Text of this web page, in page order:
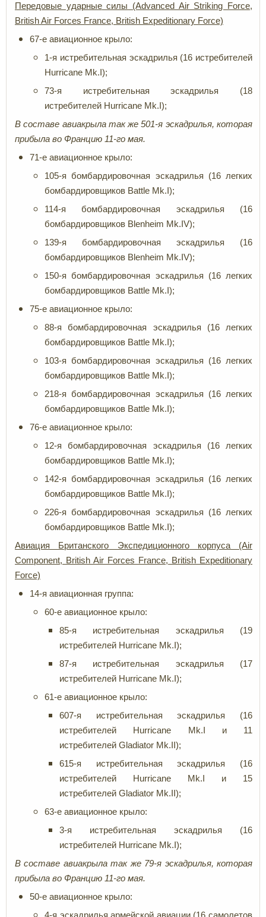
Передовые ударныесилы
(Advanced Air Striking Force,
British Air Forces France, British Expeditionary Force)
67-е авиационное крыло:
1-я истребительная эскадрилья (16 истребителей
Hurricane Mk.I);
73-я истребительная эскадрилья (18
истребителей Hurricane Mk.I);
В составе авиакрыла так же 501-я эскадрилья, которая
прибыла во Францию 11-го мая.
71-е авиационное крыло:
105-я бомбардировочная эскадрилья (16 легких
бомбардировщиков Battle Mk.I);
114-я бомбардировочная эскадрилья (16
бомбардировщиков Blenheim Mk.IV);
139-я бомбардировочная эскадрилья (16
бомбардировщиков Blenheim Mk.IV);
150-я бомбардировочная эскадрилья (16 легких
бомбардировщиков Battle Mk.I);
75-е авиационное крыло:
88-я бомбардировочная эскадрилья (16 легких
бомбардировщиков Battle Mk.I);
103-я бомбардировочная эскадрилья (16 легких
бомбардировщиков Battle Mk.I);
218-я бомбардировочная эскадрилья (16 легких
бомбардировщиков Battle Mk.I);
76-е авиационное крыло:
12-я бомбардировочная эскадрилья (16 легких
бомбардировщиков Battle Mk.I);
142-я бомбардировочная эскадрилья (16 легких
бомбардировщиков Battle Mk.I);
226-я бомбардировочная эскадрилья (16 легких
бомбардировщиков Battle Mk.I);
Авиация Британского Экспедиционногокорпуса (Air
Component, British Air Forces France, British Expeditionary
Force)
14-я авиационная группа:
60-е авиационное крыло:
85-я истребительная эскадрилья (19
истребителей Hurricane Mk.I);
87-я истребительная эскадрилья (17
истребителей Hurricane Mk.I);
61-е авиационное крыло:
607-я истребительная эскадрилья (16
истребителей Hurricane Mk.I и 11
истребителей Gladiator Mk.II);
615-я истребительная эскадрилья (16
истребителей Hurricane Mk.I и 15
истребителей Gladiator Mk.II);
63-е авиационное крыло:
3-я истребительная эскадрилья (16
истребителей Hurricane Mk.I);
В составе авиакрыла так же 79-я эскадрилья, которая
прибыла во Францию 11-го мая.
50-е авиационное крыло: